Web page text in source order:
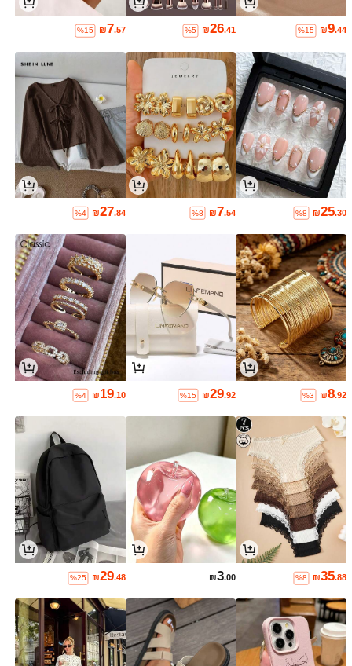
₪9.44
%15
₪26.41
%5
₪7.57
%15
₪25.30
%8
₪7.54
%8
₪27.84
%4
₪8.92
%3
₪29.92
%15
₪19.10
%4
₪35.88
%8
₪3.00
₪29.48
%25